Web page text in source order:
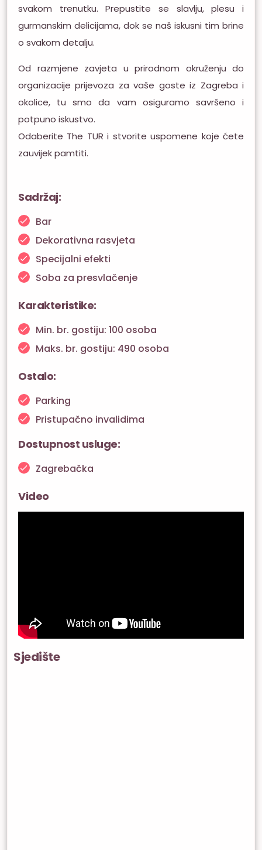
svakom trenutku. Prepustite se slavlju, plesu i
gurmanskim delicijama, dok se naš iskusni tim brine
o svakom detalju.
Od razmjene zavjeta u prirodnom okruženju do
organizacije prijevoza za vaše goste iz Zagreba i
okolice, tu smo da vam osiguramo savršeno i
potpuno iskustvo.
Odaberite The TUR i stvorite uspomene koje ćete
zauvijek pamtiti.
Sadržaj:
Bar
Dekorativna rasvjeta
Specijalni efekti
Soba za presvlačenje
Karakteristike:
Min. br. gostiju: 100 osoba
Maks. br. gostiju: 490 osoba
Ostalo:
Parking
Pristupačno invalidima
Dostupnost usluge:
Zagrebačka
Video
Sjedište